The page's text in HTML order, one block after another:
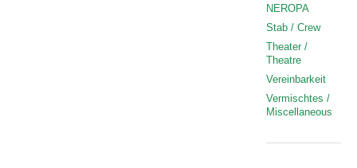
NEROPA
Stab / Crew
Theater /
Theatre
Vereinbarkeit
Vermischtes /
Miscellaneous